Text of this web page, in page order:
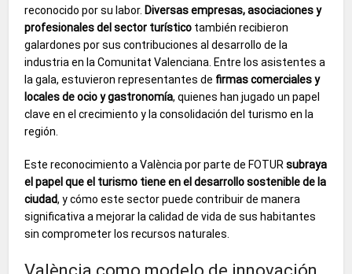
reconocido por su labor. Diversas empresas, asociaciones y
profesionales del sector turístico también recibieron
galardones por sus contribuciones al desarrollo de la
industria en la Comunitat Valenciana. Entre los asistentes a
la gala, estuvieron representantes de firmas comerciales y
locales de ocio y gastronomía, quienes han jugado un papel
clave en el crecimiento y la consolidación del turismo en la
región.
Este reconocimiento a València por parte de FOTURsubraya
el papel que el turismo tiene en el desarrollo sostenible de la
ciudad, y cómo este sector puede contribuir de manera
significativa a mejorar la calidad de vida de sus habitantes
sin comprometer los recursos naturales.